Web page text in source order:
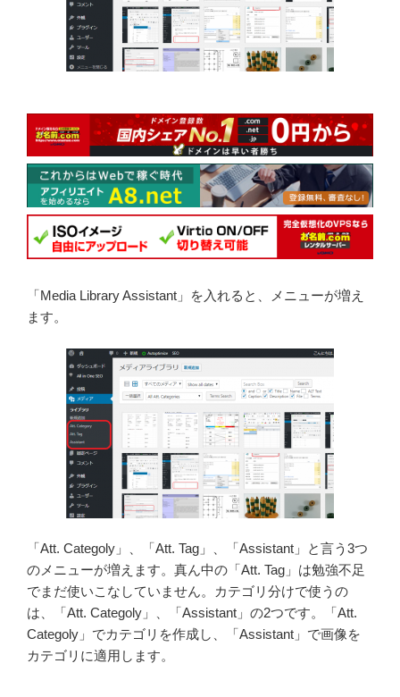
「Media Library Assistant」を入れると、メニューが増え
ます。
「Att. Categoly」、「Att. Tag」、「Assistant」と言う3つ
のメニューが増えます。真ん中の「Att. Tag」は勉強不足
でまだ使いこなしていません。カテゴリ分けで使うの
は、「Att. Categoly」、「Assistant」の2つです。「Att.
Categoly」でカテゴリを作成し、「Assistant」で画像を
カテゴリに適用します。